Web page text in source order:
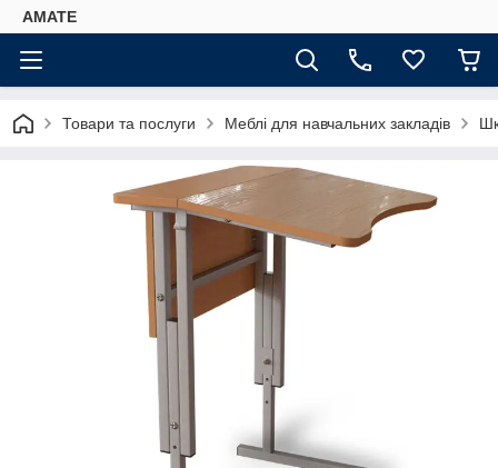
AMATE
Товари та послуги Меблі для навчальних закладів